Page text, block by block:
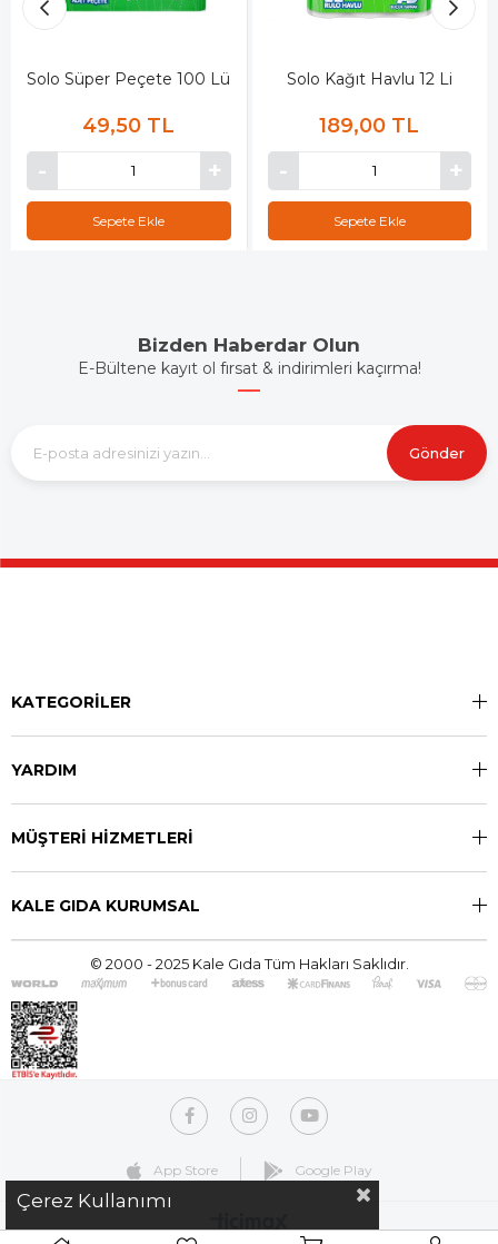
Solo Süper Peçete 100 Lü
49,50 TL
Sepete Ekle
Solo Kağıt Havlu 12 Li
189,00 TL
Sepete Ekle
Bizden Haberdar Olun
E-Bültene kayıt ol fırsat & indirimleri kaçırma!
Gönder
KATEGORİLER
YARDIM
MÜŞTERİ HİZMETLERİ
KALE GIDA KURUMSAL
© 2000 - 2025 Kale Gıda Tüm Hakları Saklıdır.
App Store Google Play
Çerez Kullanımı